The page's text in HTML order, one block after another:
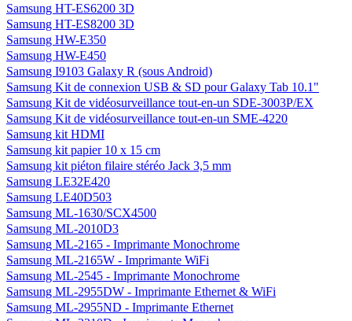
Samsung HT-ES6200 3D
Samsung HT-ES8200 3D
Samsung HW-E350
Samsung HW-E450
Samsung I9103 Galaxy R (sous Android)
Samsung Kit de connexion USB & SD pour Galaxy Tab 10.1"
Samsung Kit de vidéosurveillance tout-en-un SDE-3003P/EX
Samsung Kit de vidéosurveillance tout-en-un SME-4220
Samsung kit HDMI
Samsung kit papier 10 x 15 cm
Samsung kit piéton filaire stéréo Jack 3,5 mm
Samsung LE32E420
Samsung LE40D503
Samsung ML-1630/SCX4500
Samsung ML-2010D3
Samsung ML-2165 - Imprimante Monochrome
Samsung ML-2165W - Imprimante WiFi
Samsung ML-2545 - Imprimante Monochrome
Samsung ML-2955DW - Imprimante Ethernet & WiFi
Samsung ML-2955ND - Imprimante Ethernet